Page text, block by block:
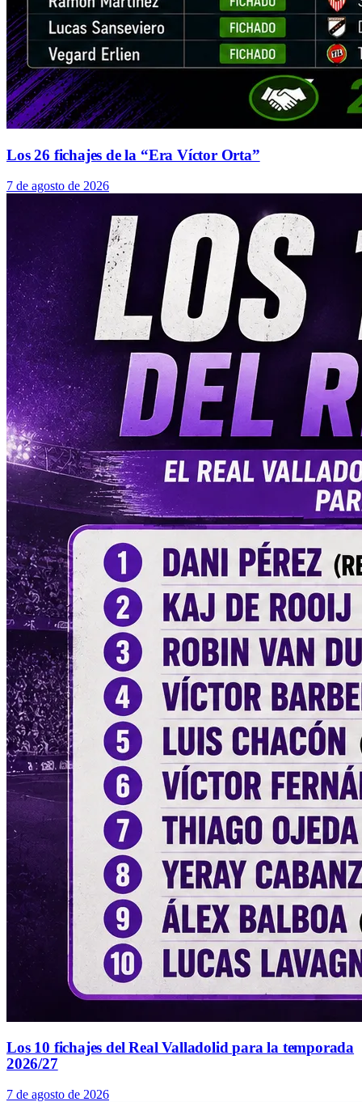
Los 26 fichajes de la “Era Víctor Orta”
7 de agosto de 2026
Los 10 fichajes del Real Valladolid para la temporada
2026/27
7 de agosto de 2026